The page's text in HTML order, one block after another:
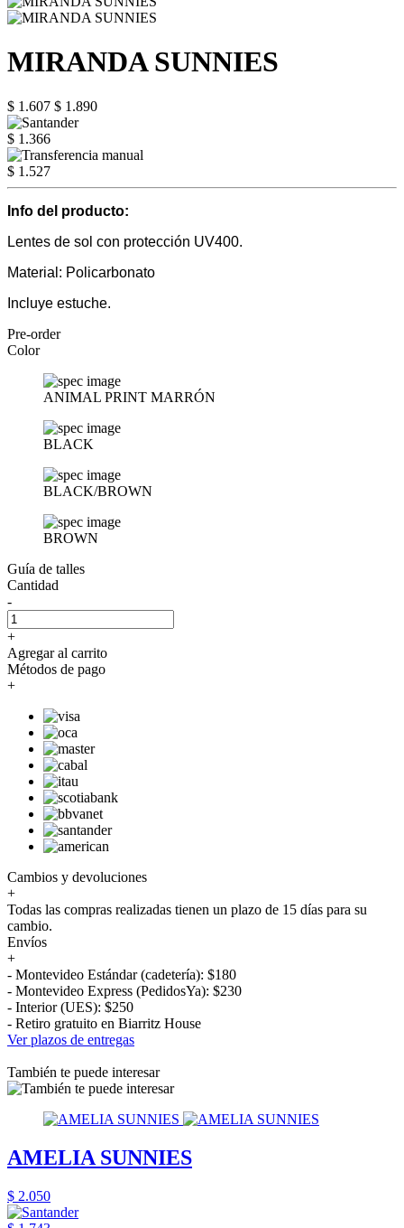
MIRANDA SUNNIES
$ 1.607 $ 1.890
$ 1.366
$ 1.527
Info del producto:
Lentes de sol con protección UV400.
Material: Policarbonato
Incluye estuche.
Pre-order
Color
ANIMAL PRINT MARRÓN
BLACK
BLACK/BROWN
BROWN
Guía de talles
Cantidad
-
+
Agregar al carrito
Métodos de pago
+
Cambios y devoluciones
+
Todas las compras realizadas tienen un plazo de 15 días para su
cambio.
Envíos
+
- Montevideo Estándar (cadetería): $180
- Montevideo Express (PedidosYa): $230
- Interior (UES): $250
- Retiro gratuito en Biarritz House
Ver plazos de entregas
También te puede interesar
AMELIA SUNNIES
$ 2.050